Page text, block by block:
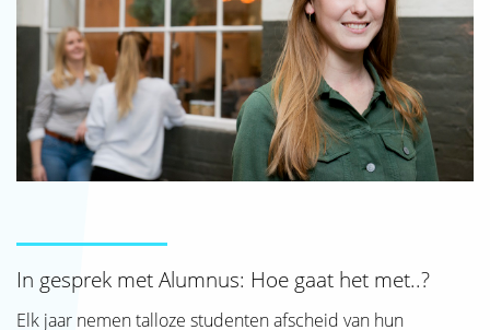
In gesprek met Alumnus: Hoe gaat het met..?
Elk jaar nemen talloze studenten afscheid van hun